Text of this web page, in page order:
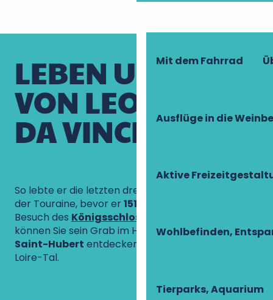
Mit dem Fahrrad
Ausflüge in die
Aktive
Wohlbefinden,
Tierparks, Aquarium
LEBEN UND TOD
VON LEONARDO
DA VINCI
So lebte er die letzten drei Jahre seines Lebens in
der Touraine, bevor er1519
Besuch des Königsschlosses von Amboise
können Sie sein Grab im Herzen derKapelle
Saint-Hubert entdecken: eine ewige Präsenz im
Loire-Tal.